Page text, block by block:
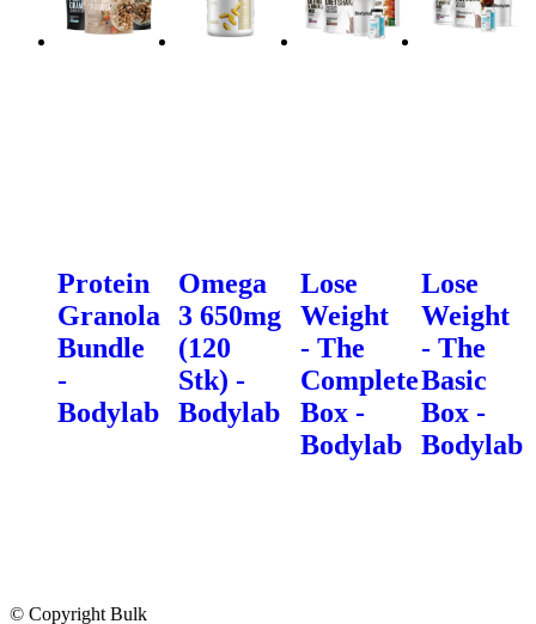
Protein
Granola
Bundle
-
Bodylab
Omega
3 650mg
(120
Stk) -
Bodylab
Lose
Weight
- The
Complete
Box -
Bodylab
Lose
Weight
- The
Basic
Box -
Bodylab
© Copyright Bulk